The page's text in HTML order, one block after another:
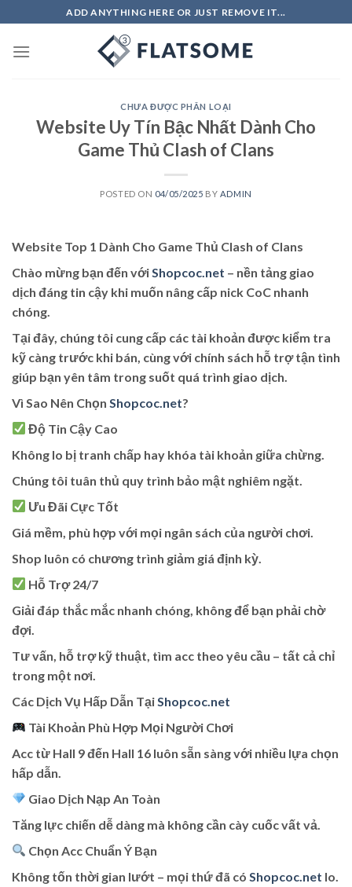
to
content
ADD ANYTHING HERE OR JUST REMOVE IT...
CHƯA ĐƯỢC PHÂN LOẠI
Website Uy Tín Bậc Nhất Dành Cho
Game Thủ Clash of Clans
POSTED ON 04/05/2025 BY ADMIN
Website Top 1 Dành Cho Game Thủ Clash of Clans
Chào mừng bạn đến với Shopcoc.net – nền tảng giao
dịch đáng tin cậy khi muốn nâng cấp nick CoC nhanh
chóng.
Tại đây, chúng tôi cung cấp các tài khoản được kiểm tra
kỹ càng trước khi bán, cùng với chính sách hỗ trợ tận tình
giúp bạn yên tâm trong suốt quá trình giao dịch.
Vì Sao Nên Chọn Shopcoc.net?
Độ Tin Cậy Cao
Không lo bị tranh chấp hay khóa tài khoản giữa chừng.
Chúng tôi tuân thủ quy trình bảo mật nghiêm ngặt.
Ưu Đãi Cực Tốt
Giá mềm, phù hợp với mọi ngân sách của người chơi.
Shop luôn có chương trình giảm giá định kỳ.
Hỗ Trợ 24/7
Giải đáp thắc mắc nhanh chóng, không để bạn phải chờ
đợi.
Tư vấn, hỗ trợ kỹ thuật, tìm acc theo yêu cầu – tất cả chỉ
trong một nơi.
Các Dịch Vụ Hấp Dẫn Tại Shopcoc.net
Tài Khoản Phù Hợp Mọi Người Chơi
Acc từ Hall 9 đến Hall 16 luôn sẵn sàng với nhiều lựa chọn
hấp dẫn.
Giao Dịch Nạp An Toàn
Tăng lực chiến dễ dàng mà không cần cày cuốc vất vả.
Chọn Acc Chuẩn Ý Bạn
Không tốn thời gian lướt – mọi thứ đã có Shopcoc.net lo.